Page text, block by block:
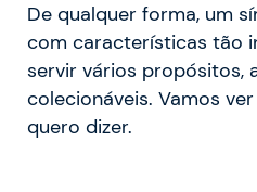
De qualquer forma, um
com características tão
servir vários propósitos,
colecionáveis. Vamos
quero dizer.